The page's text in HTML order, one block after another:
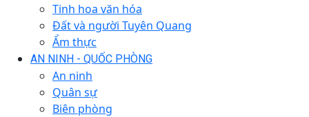
Tinh hoa văn hóa
Đất và người Tuyên Quang
Ẩm thực
AN NINH - QUỐC PHÒNG
An ninh
Quân sự
Biên phòng